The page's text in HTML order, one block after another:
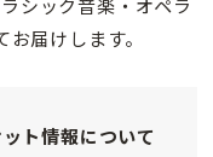
シック音楽・オペラ
届けします。
ト情報について